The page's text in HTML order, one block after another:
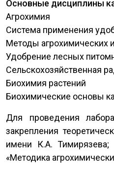
Основные дисциплины
Агрохимия
Система применения
Методы агрохимических
Удобрение лесных
Сельскохозяйственная
Биохимия растений
Биохимические основы
Для проведения
закрепления
имени К.А.
«Методика